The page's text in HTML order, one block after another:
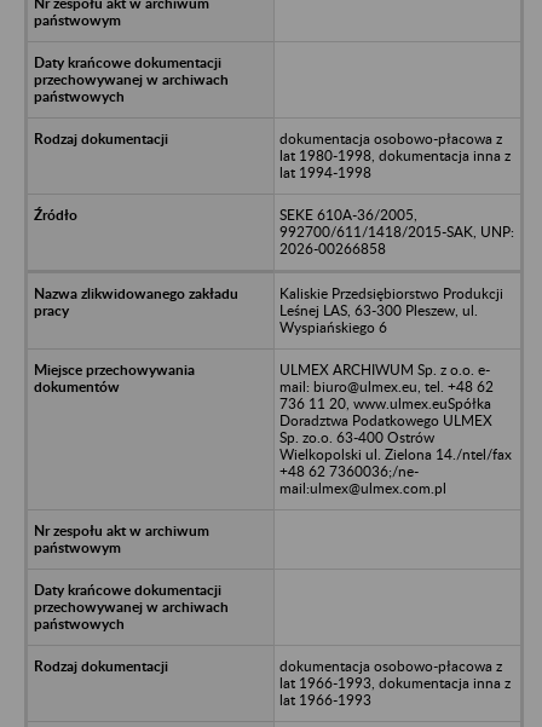
dokumentacja osobowo-płacowa z
lat 1980-1998, dokumentacja inna z
lat 1994-1998
SEKE 610A-36/2005,
992700/611/1418/2015-SAK, UNP:
2026-00266858
Kaliskie Przedsiębiorstwo Produkcji
Leśnej LAS, 63-300 Pleszew, ul.
Wyspiańskiego 6
ULMEX ARCHIWUM Sp. z o.o. e-
mail: biuro@ulmex.eu, tel. +48 62
736 11 20, www.ulmex.euSpółka
Doradztwa Podatkowego ULMEX
Sp. zo.o. 63-400 Ostrów
Wielkopolski ul. Zielona 14./ntel/fax
+48 62 7360036;/ne-
mail:ulmex@ulmex.com.pl
dokumentacja osobowo-płacowa z
lat 1966-1993, dokumentacja inna z
lat 1966-1993